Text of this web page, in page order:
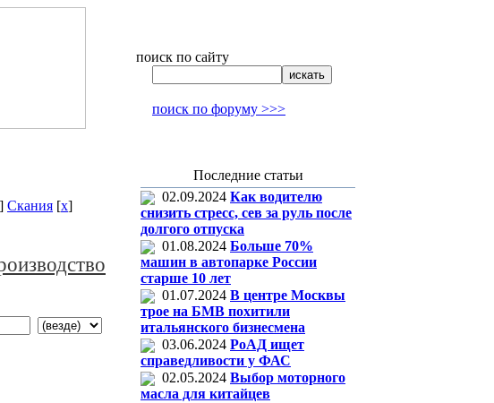
поиск по сайту
поиск по форуму >>>
] Скания [x]
Последние статьи
02.09.2024 Как водителю
снизить стресс, сев за руль после
долгого отпуска
01.08.2024 Больше 70%
машин в автопарке России
старше 10 лет
01.07.2024 В центре Москвы
трое на БМВ похитили
итальянского бизнесмена
03.06.2024 РоАД ищет
справедливости у ФАС
02.05.2024 Выбор моторного
масла для китайцев